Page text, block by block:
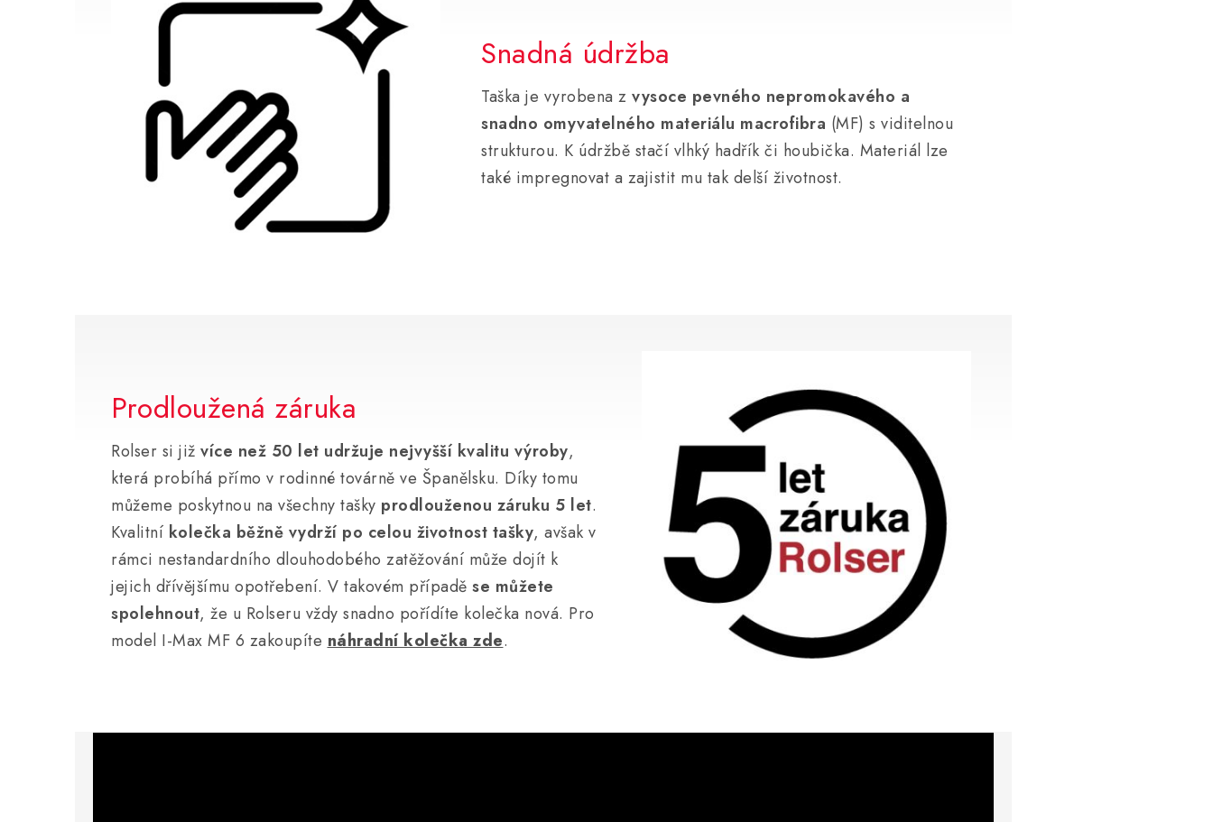
Snadná údržba
Taška je vyrobena zvysoce pevného nepromokavého a
snadno omyvatelného materiálu macrofibra (MF) s viditelnou
strukturou. K údržbě stačí vlhký hadřík či houbička. Materiál lze
také impregnovat a zajistit mu tak delší životnost.
Prodloužená záruka
Rolser si již více než 50 let udržuje nejvyšší kvalitu výroby,
která probíhá přímo v rodinné továrně ve Španělsku. Díky tomu
můžeme poskytnou na všechny tašky prodlouženou záruku 5 let.
Kvalitní kolečka běžně vydrží po celou životnost tašky, avšak v
rámci nestandardního dlouhodobého zatěžování může dojít k
jejich dřívějšímu opotřebení. V takovém případě se můžete
spolehnout, že u Rolseru vždy snadno pořídíte kolečka nová. Pro
model I-Max MF 6 zakoupítenáhradní kolečka zde.